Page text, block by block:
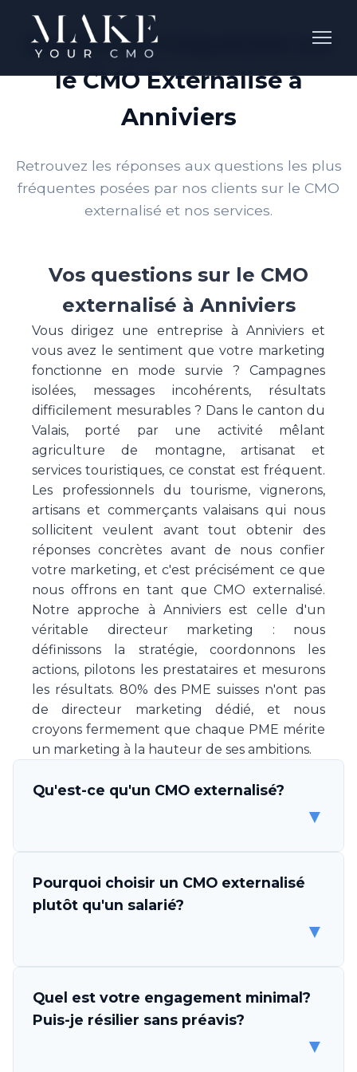
Questions Fréquentes sur
le CMO Externalisé à
Anniviers
Retrouvez les réponses aux questions les plus
fréquentes posées par nos clients sur le CMO
externalisé et nos services.
Vos questions sur le CMO
externalisé à Anniviers
Vous dirigez une entreprise à Anniviers et
vous avez le sentiment que votre marketing
fonctionne en mode survie ? Campagnes
isolées, messages incohérents, résultats
difficilement mesurables ? Dans le canton du
Valais, porté par une activité mêlant
agriculture de montagne, artisanat et
services touristiques, ce constat est fréquent.
Les professionnels du tourisme, vignerons,
artisans et commerçants valaisans qui nous
sollicitent veulent avant tout obtenir des
réponses concrètes avant de nous confier
votre marketing, et c'est précisément ce que
nous offrons en tant que CMO externalisé.
Notre approche à Anniviers est celle d'un
véritable directeur marketing : nous
définissons la stratégie, coordonnons les
actions, pilotons les prestataires et mesurons
les résultats. 80% des PME suisses n'ont pas
de directeur marketing dédié, et nous
croyons fermement que chaque PME mérite
un marketing à la hauteur de ses ambitions.
Qu'est-ce qu'un CMO externalisé?
▼
Un CMO (Chief Marketing Officer) externalisé
est un professionnel ou une équipe de
spécialistes marketing qui s'engage à piloter
CMO vous met à disposition une expertise
complète en direction marketing, couvrant la
Pourquoi choisir un CMO externalisé
plutôt qu'un salarié?
▼
Les avantages sont multiples. D'abord,
l'économie est considérable: un CMO salarié
coûte CHF 150'000-200'000 par an, tandis
Quel est votre engagement minimal?
Puis-je résilier sans préavis?
▼